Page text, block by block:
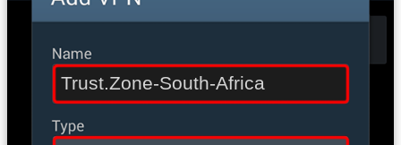
Trust.Zone-South-Africa